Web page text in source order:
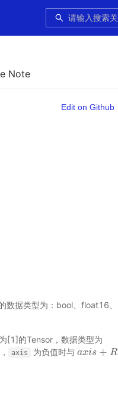
Note
Edit on Github
据类型为：bool、float16、
[1]的Tensor，数据类型为
axis 为负值时与 axis + R
axis+ R